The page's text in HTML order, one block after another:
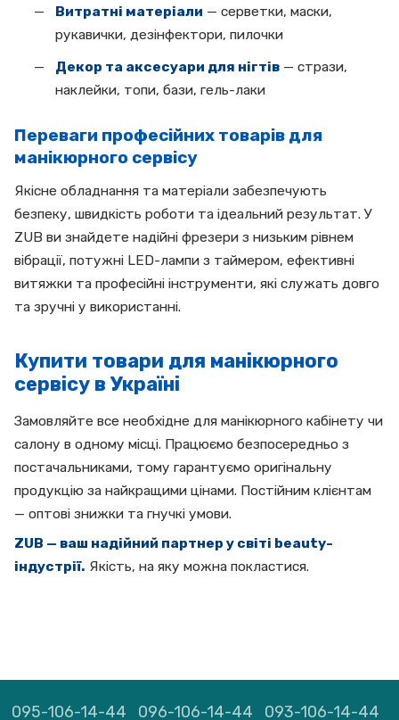
Витратні матеріали — серветки, маски,
рукавички, дезінфектори, пилочки
Декор та аксесуари для нігтів — стрази,
наклейки, топи, бази, гель-лаки
Переваги професійних товарів для
манікюрного сервісу
Якісне обладнання та матеріали забезпечують
безпеку, швидкість роботи та ідеальний результат. У
ZUB ви знайдете надійні фрезери з низьким рівнем
вібрації, потужні LED-лампи з таймером, ефективні
витяжки та професійні інструменти, які служать довго
та зручні у використанні.
Купити товари для манікюрного
сервісу в Україні
Замовляйте все необхідне для манікюрного кабінету чи
салону в одному місці. Працюємо безпосередньо з
постачальниками, тому гарантуємо оригінальну
продукцію за найкращими цінами. Постійним клієнтам
— оптові знижки та гнучкі умови.
ZUB — ваш надійний партнер у світі beauty-
індустрії. Якість, на яку можна покластися.
095-106-14-44 096-106-14-44 093-106-14-44